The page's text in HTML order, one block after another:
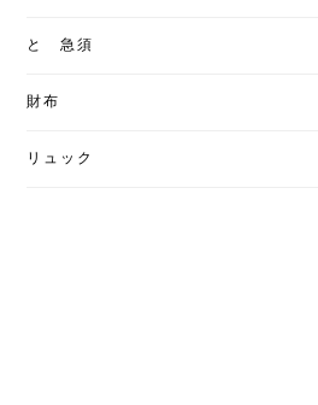
と 急須
財布
リュック